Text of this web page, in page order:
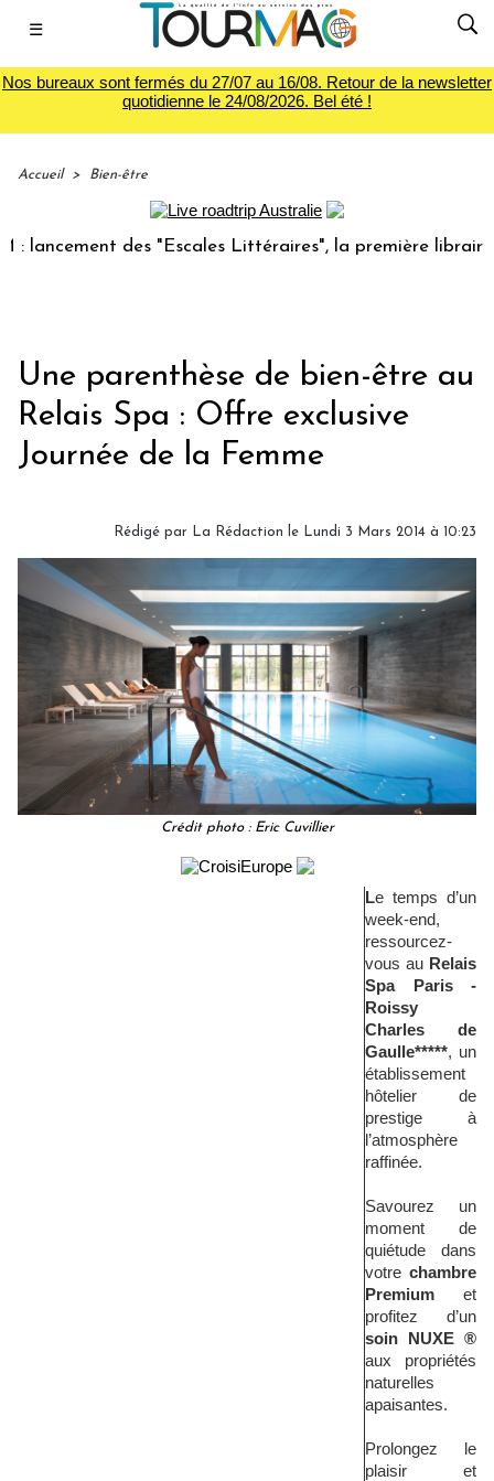
☰
Nos bureaux sont fermés du 27/07 au 16/08. Retour de la newsletter
quotidienne le 24/08/2026. Bel été !
Accueil > Bien-être
des "Escales Littéraires", la première librairie du
Une parenthèse de bien-être au
Relais Spa : Offre exclusive
Journée de la Femme
Rédigé par La Rédaction le Lundi 3 Mars 2014 à 10:23
Crédit photo : Eric Cuvillier
Le temps d’un
week-end,
ressourcez-
vous au Relais
Spa Paris -
Roissy
Charles de
Gaulle*****, un
établissement
hôtelier de
prestige à
l’atmosphère
raffinée.
Savourez un
moment de
quiétude dans
votre chambre
Premium et
profitez d’un
soin NUXE ®
aux propriétés
naturelles
apaisantes.
Prolongez le
plaisir et